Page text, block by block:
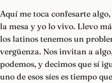
Aquí me toca confesarte
la mesa y yo lo vivo. Llevo
los latinos tenemos un
vergüenza. Nos invitan a
podemos, y decimos que sí
uno de esos síes es tiempo